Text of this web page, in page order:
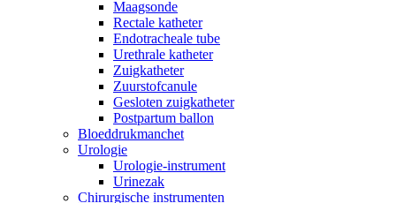
Maagsonde
Rectale katheter
Endotracheale tube
Urethrale katheter
Zuigkatheter
Zuurstofcanule
Gesloten zuigkatheter
Postpartum ballon
Bloeddrukmanchet
Urologie
Urologie-instrument
Urinezak
Chirurgische instrumenten